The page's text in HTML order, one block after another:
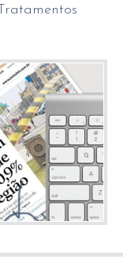
Tratamentos